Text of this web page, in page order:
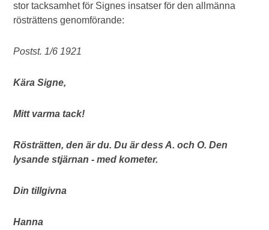
stor tacksamhet för Signes insatser för den allmänna
rösträttens genomförande:
Postst. 1/6 1921
Kära Signe,
Mitt varma tack!
Rösträtten, den är du. Du är dess A. och O. Den
lysande stjärnan - med kometer.
Din tillgivna
Hanna